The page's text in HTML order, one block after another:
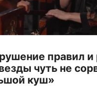
правил и
чуть не
куш»